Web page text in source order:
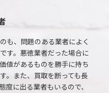
も、問題のある業者によく
す。悪徳業者だった場合に
値があるものを勝手に持ち
。また、買取を断っても長
度に出る業者もいるので、